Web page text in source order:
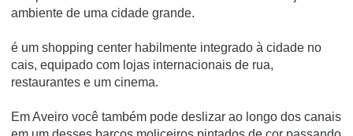
ambiente de uma cidade grande.
é um shopping center habilmente integrado à cidade no
cais, equipado com lojas internacionais de rua,
restaurantes e um cinema.
Em Aveiro você também pode deslizar ao longo dos canais